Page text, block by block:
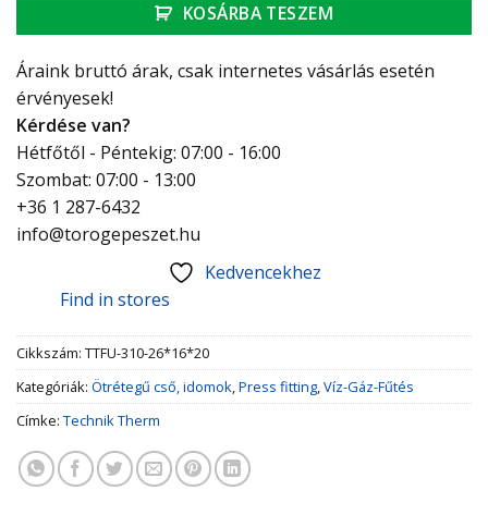
KOSÁRBA TESZEM
Áraink bruttó árak, csak internetes vásárlás esetén
érvényesek!
Kérdése van?
Hétfőtől - Péntekig: 07:00 - 16:00
Szombat: 07:00 - 13:00
+36 1 287-6432
info@torogepeszet.hu
Kedvencekhez
Find in stores
Cikkszám: TTFU-310-26*16*20
Kategóriák: Ötrétegű cső, idomok,Press fitting,Víz-Gáz-Fűtés
Címke: Technik Therm